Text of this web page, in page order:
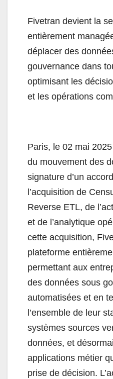
Fivetran devient la
entièrement
déplacer des
gouvernance dans
optimisant les
et les opérations
Paris, le 02 mai
du mouvement des
signature d’un
l’acquisition de
Reverse ETL, de
et de l’analytique
cette acquisition,
plateforme
permettant aux
des données sous
automatisées et en
l’ensemble de leur
systèmes sources
données, et
applications métier
prise de décision.